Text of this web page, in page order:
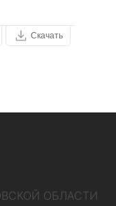
Скачать
ОБЛАСТИ